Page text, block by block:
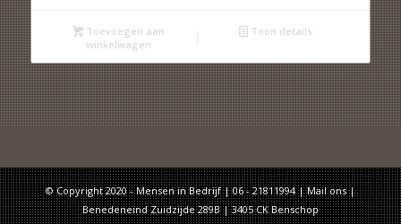
Toevoegen aan
winkelwagen
Toon details
© Copyright 2020 - Mensen in Bedrijf | 06 - 21811994 |Mail ons|
Benedeneind Zuidzijde 289B | 3405 CK Benschop